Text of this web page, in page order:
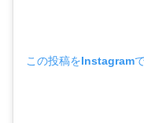
この投稿をInstagram